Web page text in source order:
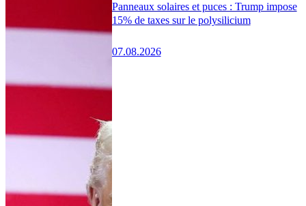
Panneaux solaires et puces : Trump impose
15% de taxes sur le polysilicium
07.08.2026